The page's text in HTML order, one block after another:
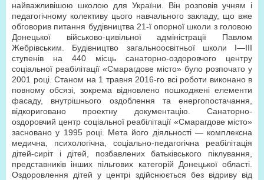
найважливішою школою для України. Він розповів учням і
педагогічному колективу цього навчального закладу, що вже
обговорив питання будівництва 21-ї опорної школи з головою
Донецької військово-цивільної адміністрації Павлом
Жебрівським. Будівництво загальноосвітньої школи І—ІІІ
ступенів на 440 місць санаторно-оздоровчого центру
соціальної реабілітації «Смарагдове місто» було розпочато у
2001 році. Станом на 1 травня 2016-го всі роботи виконано в
повному обсязі, зокрема відновлено пошкоджені елементи
фасаду, внутрішнього оздоблення та енергопостачання,
відкориговано проектну документацію. Санаторно-
оздоровчий центр соціальної реабілітації «Смарагдове місто»
засновано у 1995 році. Мета його діяльності — комплексна
медична, психологічна, соціально-педагогічна реабілітація
дітей-сиріт і дітей, позбавлених батьківського піклування,
представників інших пільгових категорій Донецької області.
Оздоровлення дітей у центрі здійснюється без відриву від